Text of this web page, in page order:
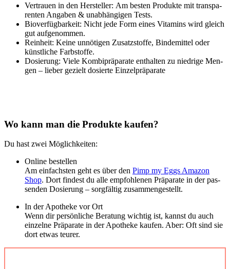
Ver­trau­en in den Her­stel­ler: Am bes­ten Pro­duk­te mit trans­pa­
ren­ten Anga­ben & unab­hän­gi­gen Tests.
Bio­ver­füg­bar­keit: Nicht jede Form eines Vit­amins wird gleich
gut auf­ge­nom­men.
Rein­heit: Kei­ne unnö­ti­gen Zusatz­stof­fe, Bin­de­mit­tel oder
künst­li­che Farb­stof­fe.
Dosie­rung: Vie­le Kom­bi­prä­pa­ra­te ent­hal­ten zu nied­ri­ge Men­
gen – lie­ber gezielt dosier­te Ein­zel­prä­pa­ra­te
Wo kann man die Pro­duk­te kau­fen?
Du hast zwei Mög­lich­kei­ten:
Online bestel­len
Am ein­fachs­ten geht es über den Pimp my Eggs Ama­zon
Shop. Dort fin­dest du alle emp­foh­le­nen Prä­pa­ra­te in der pas­
sen­den Dosie­rung – sorg­fäl­tig zusam­men­ge­stellt.
In der Apo­the­ke vor Ort
Wenn dir per­sön­li­che Bera­tung wich­tig ist, kannst du auch
ein­zel­ne Prä­pa­ra­te in der Apo­the­ke kau­fen. Aber: Oft sind sie
dort etwas teu­rer.